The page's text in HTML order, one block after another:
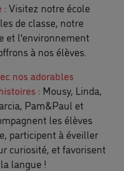
: Visitez notre école
de classe, notre
et l'environnement
à nos élèves.
nos adorables
: Mousy, Linda,
Pam&Paul et
les élèves
participent à éveiller
curiosité, et favorisent
langue !